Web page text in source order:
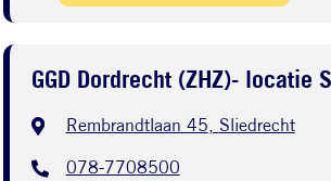
GGD Dordrecht (ZHZ)- locatie
Rembrandtlaan 45, Sliedrecht
078-7708500